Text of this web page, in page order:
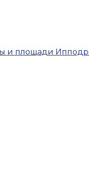
и площади